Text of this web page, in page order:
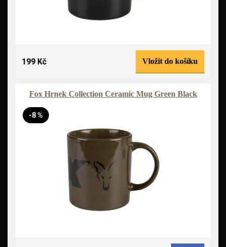
199 Kč Vložit do košíku
Fox Hrnek Collection Ceramic Mug Green Black
-8 %